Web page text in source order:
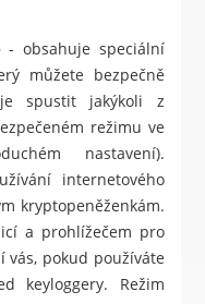
- obsahuje speciální
můžete bezpečně
spustit jakýkoli z
režimu ve
nastavení).
internetového
kryptopeněženkám.
a prohlížečem pro
vás, pokud používáte
keyloggery. Režim